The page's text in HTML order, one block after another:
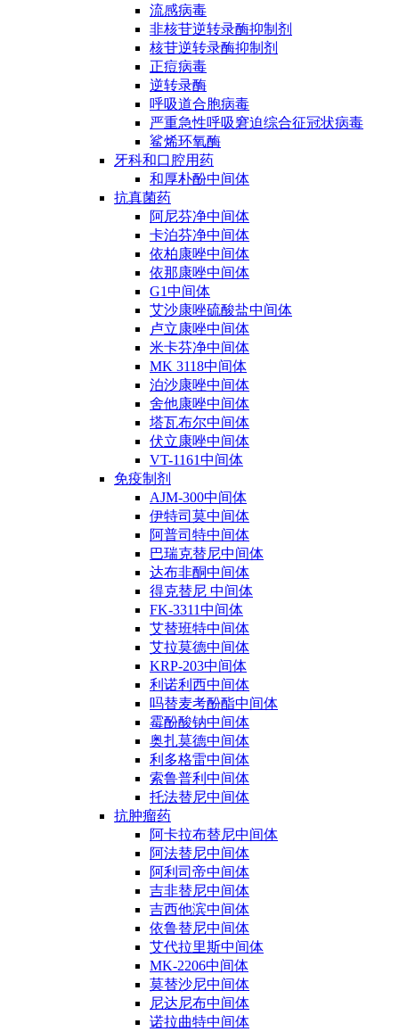
流感病毒
非核苷逆转录酶抑制剂
核苷逆转录酶抑制剂
正痘病毒
逆转录酶
呼吸道合胞病毒
严重急性呼吸窘迫综合征冠状病毒
鲨烯环氧酶
牙科和口腔用药
和厚朴酚中间体
抗真菌药
阿尼芬净中间体
卡泊芬净中间体
依柏康唑中间体
依那康唑中间体
G1中间体
艾沙康唑硫酸盐中间体
卢立康唑中间体
米卡芬净中间体
MK 3118中间体
泊沙康唑中间体
舍他康唑中间体
塔瓦布尔中间体
伏立康唑中间体
VT-1161中间体
免疫制剂
AJM-300中间体
伊特司莫中间体
阿普司特中间体
巴瑞克替尼中间体
达布非酮中间体
得克替尼 中间体
FK-3311中间体
艾替班特中间体
艾拉莫德中间体
KRP-203中间体
利诺利西中间体
吗替麦考酚酯中间体
霉酚酸钠中间体
奥扎莫德中间体
利多格雷中间体
索鲁普利中间体
托法替尼中间体
抗肿瘤药
阿卡拉布替尼中间体
阿法替尼中间体
阿利司帝中间体
吉非替尼中间体
吉西他滨中间体
依鲁替尼中间体
艾代拉里斯中间体
MK-2206中间体
莫替沙尼中间体
尼达尼布中间体
诺拉曲特中间体